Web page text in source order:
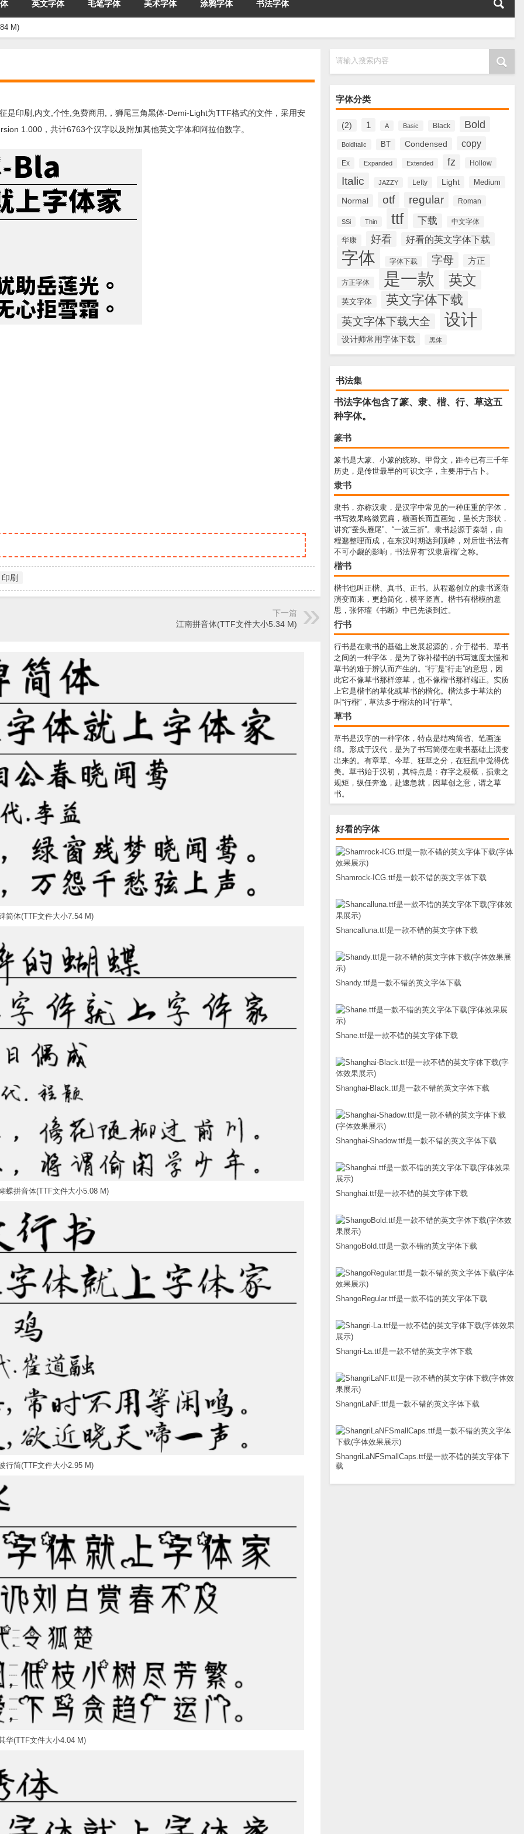
英文字体 毛笔字体 美术字体 涂鸦字体 书法字体
M)
请输入搜索内容
字体分类
(2) 1 A Basic Black Bold
BoldItalic BT Condensed copy
Ex Expanded Extended fz Hollow
Italic JAZZY Lefty Light Medium
Normal otf regular Roman
SSi Thin ttf 下载 中文字体
华康 好看 好看的英文字体下载
字体 字体下载 字母 方正
方正字体 是一款 英文
英文字体 英文字体下载
英文字体下载大全 设计
设计师常用字体下载 黑体
书法集
书法字体包含了篆、隶、楷、行、草这五
种字体。
篆书
篆书是大篆、小篆的统称。甲骨文，距今已有三千年
历史，是传世最早的可识文字，主要用于占卜。
隶书
隶书，亦称汉隶，是汉字中常见的一种庄重的字体，
书写效果略微宽扁，横画长而直画短，呈长方形状，
讲究“蚕头雁尾”、“一波三折”。隶书起源于秦朝，由
程邈整理而成，在东汉时期达到顶峰，对后世书法有
不可小觑的影响，书法界有“汉隶唐楷”之称。
楷书
楷书也叫正楷、真书、正书。从程邈创立的隶书逐渐
演变而来，更趋简化，横平竖直。楷书有楷模的意
思，张怀瓘《书断》中已先谈到过。
行书
行书是在隶书的基础上发展起源的，介于楷书、草书
之间的一种字体，是为了弥补楷书的书写速度太慢和
草书的难于辨认而产生的。“行”是“行走”的意思，因
此它不像草书那样潦草，也不像楷书那样端正。实质
上它是楷书的草化或草书的楷化。楷法多于草法的
叫“行楷”，草法多于楷法的叫“行草”。
草书
草书是汉字的一种字体，特点是结构简省、笔画连
绵。形成于汉代，是为了书写简便在隶书基础上演变
出来的。有章草、今草、狂草之分，在狂乱中觉得优
美。草书始于汉初，其特点是：存字之梗概，损隶之
规矩，纵任奔逸，赴速急就，因草创之意，谓之草
书。
好看的字体
Shamrock-ICG.ttf是一款不错的英文字体下载
Shancalluna.ttf是一款不错的英文字体下载
Shandy.ttf是一款不错的英文字体下载
Shane.ttf是一款不错的英文字体下载
Shanghai-Black.ttf是一款不错的英文字体下载
Shanghai-Shadow.ttf是一款不错的英文字体下载
Shanghai.ttf是一款不错的英文字体下载
ShangoBold.ttf是一款不错的英文字体下载
ShangoRegular.ttf是一款不错的英文字体下载
Shangri-La.ttf是一款不错的英文字体下载
ShangriLaNF.ttf是一款不错的英文字体下载
ShangriLaNFSmallCaps.ttf是一款不错的英文字体下
载
是印刷,内文,个性,免费商用,，狮尾三角黑体-Demi-Light为TTF格式的文件，采用安
1.000，共计6763个汉字以及附加其他英文字体和阿拉伯数字。
印刷
下一篇
江南拼音体(TTF文件大小5.34 M)
简体(TTF文件大小7.54 M)
蝶拼音体(TTF文件大小5.08 M)
行简(TTF文件大小2.95 M)
华(TTF文件大小4.04 M)